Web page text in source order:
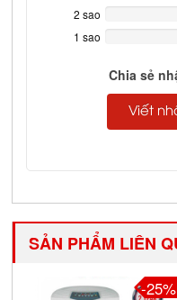
Complete
2 sao
Complete
1 sao
Chia sẻ
Viết
SẢN PHẨM LIÊN
-25%